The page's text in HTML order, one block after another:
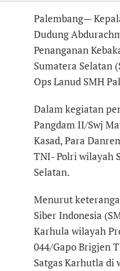
Palembang—
Dudung
Penanganan
Sumatera Selatan
Ops Lanud SMH
Dalam kegiatan
Pangdam II/Swj
Kasad, Para
TNI- Polri wilayah
Selatan.
Menurut
Siber Indonesia
Karhula wilayah
044/Gapo Brigjen
Satgas Karhutla di